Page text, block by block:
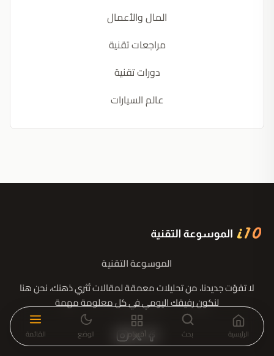
المال والأعمال
مراجعات تقنية
دورات تقنية
عالم السيارات
الرئيسية بحث أقسام الوضع القائمة
الموسوعة التقنية
لا تفوّت جديدنا، من تحليلات معمقة لمقالات تُثري ذهنك، نحن هنا
لنكون رفيقك اليومي في كل معلومة مهمة